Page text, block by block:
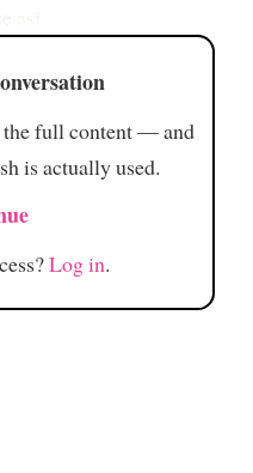
the full content — and
is actually used.
Log in.